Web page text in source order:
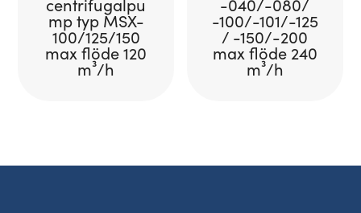
centrifugalpu
mp typ MSX-
100/125/150
max flöde 120
m³/h
-040/-080/
-100/-101/-125
/ -150/-200
max flöde 240
m³/h